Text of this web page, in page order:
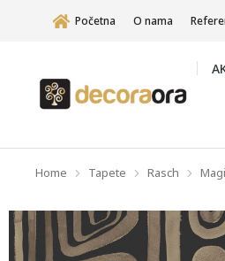
Početna O nama
You are here:
Home Tapete Rasch